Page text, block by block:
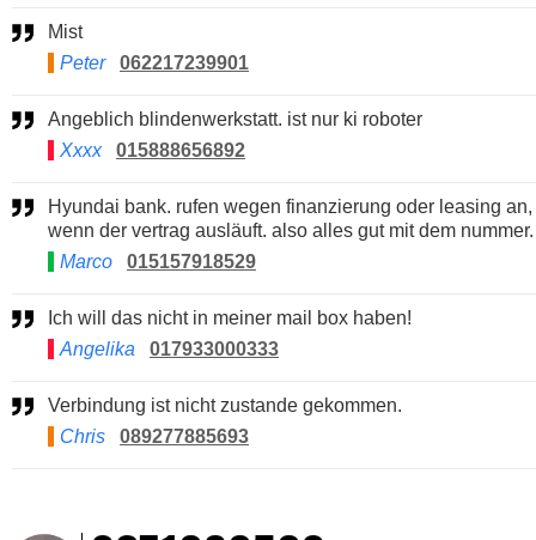
Mist
Peter
062217239901
Angeblich blindenwerkstatt. ist nur ki roboter
Xxxx
015888656892
Hyundai bank. rufen wegen finanzierung oder leasing an,
wenn der vertrag ausläuft. also alles gut mit dem nummer.
Marco
015157918529
Ich will das nicht in meiner mail box haben!
Angelika
017933000333
Verbindung ist nicht zustande gekommen.
Chris
089277885693